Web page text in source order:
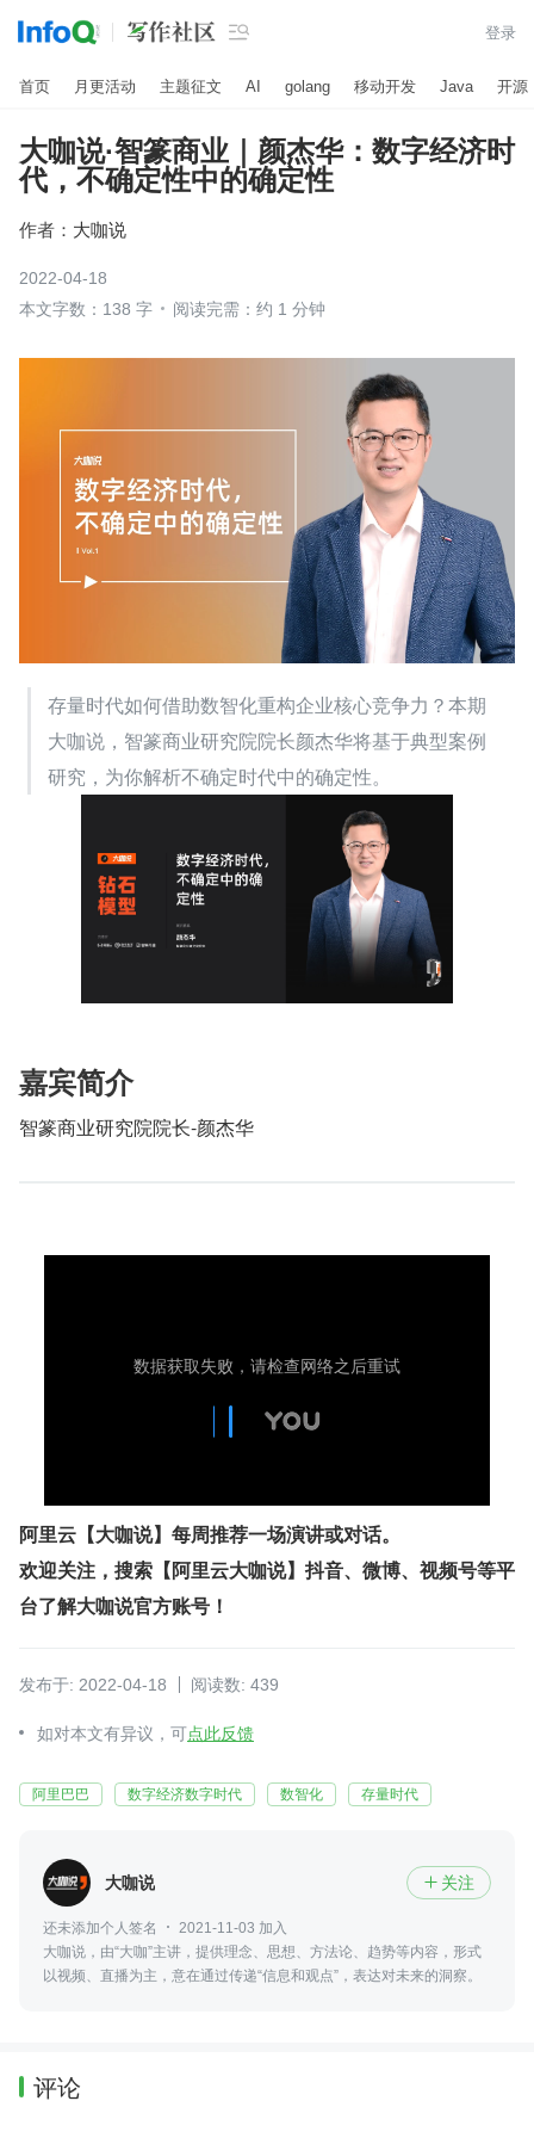
 登录
首页 月更活动 主题征文 AI golang 移动开发 Java 开源
大咖说·智篆商业｜颜杰华：数字经济时
代，不确定性中的确定性
作者： 大咖说
2022-04-18
本文字数：138 字
阅读完需：约 1 分钟
存量时代如何借助数智化重构企业核心竞争力？本期
大咖说，智篆商业研究院院长颜杰华将基于典型案例
研究，为你解析不确定时代中的确定性。
嘉宾简介
智篆商业研究院院长-颜杰华
阿里云【大咖说】每周推荐一场演讲或对话。
欢迎关注，搜索【阿里云大咖说】抖音、微博、视频号等平
台了解大咖说官方账号！
发布于: 2022-04-18 阅读数: 439
如对本文有异议，可点此反馈
阿里巴巴 数字经济数字时代 数智化 存量时代
大咖说  关注
还未添加个人签名
2021-11-03 加入
大咖说，由“大咖”主讲，提供理念、思想、方法论、趋势等内容，形式
以视频、直播为主，意在通过传递“信息和观点”，表达对未来的洞察。
评论